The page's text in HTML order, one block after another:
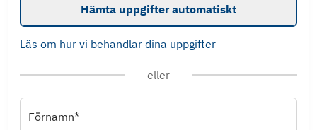
Hämta uppgifter automatiskt
Läs om hur vi behandlar dina uppgifter
eller
Förnamn*